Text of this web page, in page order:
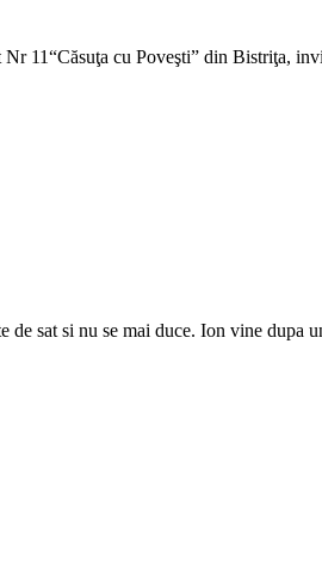
11“Căsuţa cu Poveşti” din Bistriţa,
sat si nu se mai duce. Ion vine